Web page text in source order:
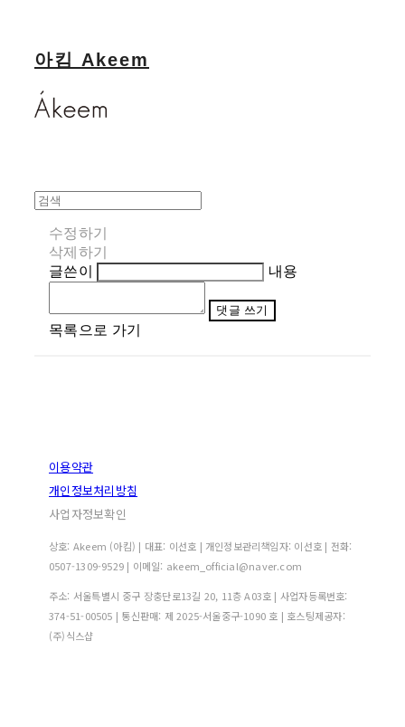
아킴 Akeem
수정하기
삭제하기
글쓴이
내용
댓글 쓰기
목록으로 가기
이용약관
개인정보처리방침
사업자정보확인
상호: Akeem (아킴) | 대표: 이선호 | 개인정보관리책임자: 이선호 | 전화:
0507-1309-9529 | 이메일: akeem_official@naver.com
주소: 서울특별시 중구 장충단로13길 20, 11층 A03호 | 사업자등록번호:
374-51-00505 | 통신판매: 제 2025-서울중구-1090 호 | 호스팅제공자:
(주)식스샵